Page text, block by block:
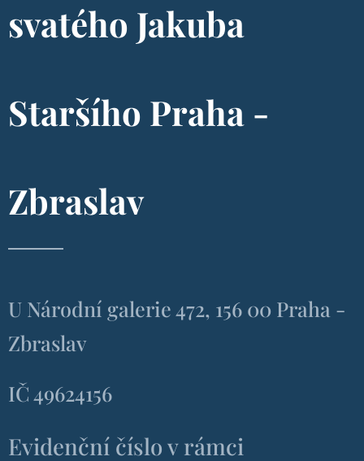
svatého Jakuba
Staršího Praha -
Zbraslav
U Národní galerie 472, 156 00 Praha -
Zbraslav
IČ 49624156
Evidenční číslo v rámci